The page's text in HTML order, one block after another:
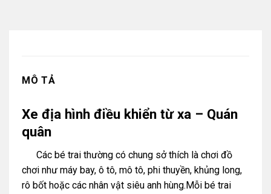
MÔ TẢ
Xe địa hình điều khiển từ xa – Quán
quân
Các bé trai thường có chung sở thích là chơi đồ
chơi như máy bay, ô tô, mô tô, phi thuyền, khủng long,
rô bốt hoặc các nhân vật siêu anh hùng.Mỗi bé trai